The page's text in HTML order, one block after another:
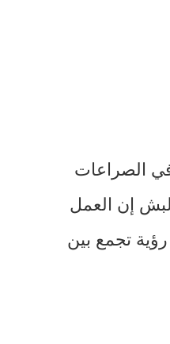
الصراعات
إن العمل
تجمع بين